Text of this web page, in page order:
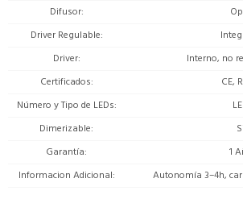
Difusor
Driver Regulable
Driver
Interno, no
Certificados
CE,
Número y Tipo de LEDs
Dimerizable
Si
Garantía
1
Informacion Adicional
Autonomía 3–4h,